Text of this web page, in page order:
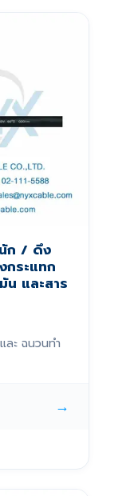
ก / ดึง
กระแทก
น และสาร
ะ ฉนวนทำ
→